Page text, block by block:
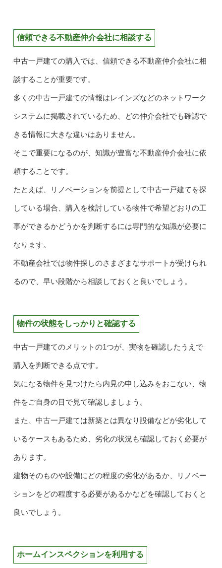
信頼できる不動産仲介会社に相談する
中古一戸建ての購入では、信頼できる不動産仲介会社に相
談することが重要です。
多くの中古一戸建ての情報はレインズなどのネットワーク
システムに掲載されているため、どの仲介会社でも確認で
きる情報に大きな違いはありません。
そこで重要になるのが、知識が豊富な不動産仲介会社に依
頼することです。
たとえば、リノベーションを前提として中古一戸建てを探
している場合、購入を検討している物件で希望どおりの工
事ができるかどうかを判断するには専門的な知識が必要に
なります。
不動産会社では物件探しのさまざまなサポートが受けられ
るので、早い段階から相談しておくと良いでしょう。
物件の状態をしっかりと確認する
中古一戸建てのメリットの1つが、実物を確認したうえで
購入を判断できる点です。
気になる物件を見つけたら内見の申し込みをおこない、物
件をご自身の目で見て確認しましょう。
また、中古一戸建ては新築とは異なり設備などが劣化して
いるケースもあるため、劣化の状況も確認しておく必要が
あります。
建物そのものや設備にどの程度の劣化があるか、リノベー
ションをどの程度する必要があるかなどを確認しておくと
良いでしょう。
ホームインスペクションを利用する